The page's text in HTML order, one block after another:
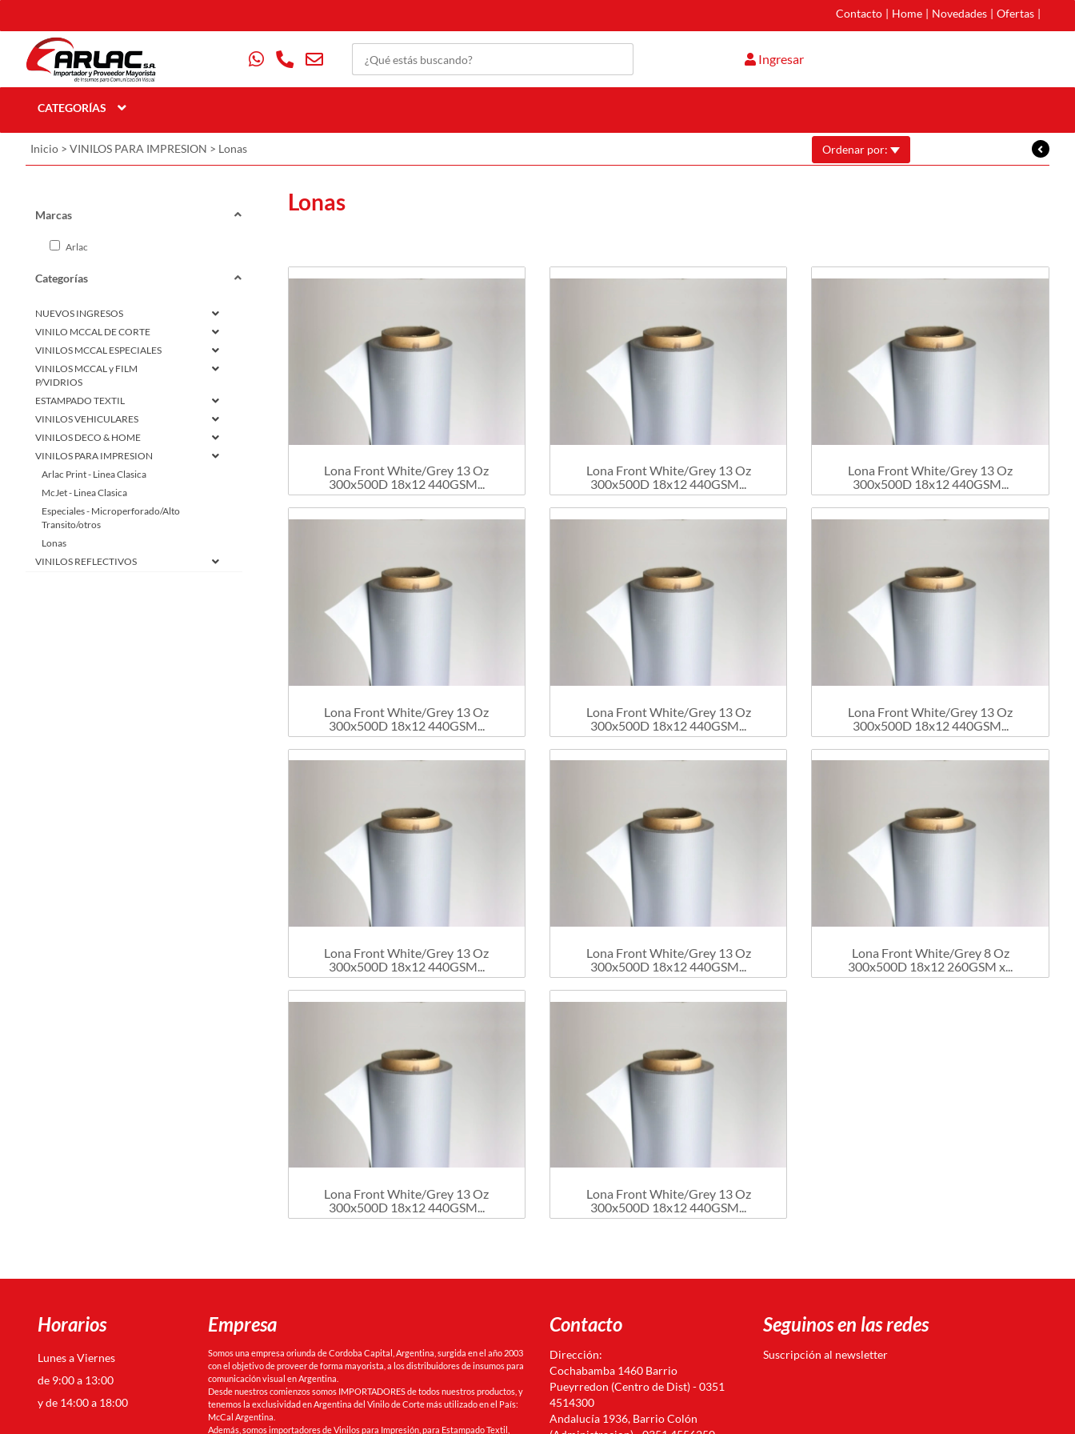
Contacto | Home | Novedades | Ofertas |
Ingresar
CATEGORÍAS
Inicio > VINILOS PARA IMPRESION > Lonas Ordenar por:
Marcas
Arlac
Categorías
NUEVOS INGRESOS
VINILO MCCAL DE CORTE
VINILOS MCCAL ESPECIALES
VINILOS MCCAL y FILM
P/VIDRIOS
ESTAMPADO TEXTIL
VINILOS VEHICULARES
VINILOS DECO & HOME
VINILOS PARA IMPRESION
Arlac Print - Linea Clasica
McJet - Linea Clasica
Especiales - Microperforado/Alto
Transito/otros
Lonas
VINILOS REFLECTIVOS
Lonas
Lona Front White/Grey 13 Oz
300x500D 18x12 440GSM...
Lona Front White/Grey 13 Oz
300x500D 18x12 440GSM...
Lona Front White/Grey 13 Oz
300x500D 18x12 440GSM...
Lona Front White/Grey 13 Oz
300x500D 18x12 440GSM...
Lona Front White/Grey 13 Oz
300x500D 18x12 440GSM...
Lona Front White/Grey 13 Oz
300x500D 18x12 440GSM...
Lona Front White/Grey 13 Oz
300x500D 18x12 440GSM...
Lona Front White/Grey 13 Oz
300x500D 18x12 440GSM...
Lona Front White/Grey 8 Oz
300x500D 18x12 260GSM x...
Lona Front White/Grey 13 Oz
300x500D 18x12 440GSM...
Lona Front White/Grey 13 Oz
300x500D 18x12 440GSM...
Horarios
Lunes a Viernes
de 9:00 a 13:00
y de 14:00 a 18:00
Empresa
Somos una empresa oriunda de Cordoba Capital, Argentina, surgida en el año 2003
con el objetivo de proveer de forma mayorista, a los distribuidores de insumos para
comunicación visual en Argentina.
Desde nuestros comienzos somos IMPORTADORES de todos nuestros productos, y
tenemos la exclusividad en Argentina del Vinilo de Corte más utilizado en el País:
McCal Argentina.
Además, somos importadores de Vinilos para Impresión, para Estampado Textil,
Contacto
Dirección:
Cochabamba 1460 Barrio
Pueyrredon (Centro de Dist) - 0351
4514300
Andalucía 1936, Barrio Colón
Seguinos en las redes
Suscripción al newsletter